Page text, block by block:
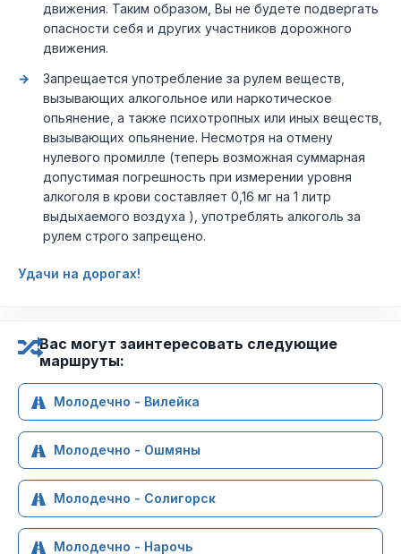
движения. Таким образом, Вы не будете подвергать
опасности себя и других участников дорожного
движения.
Запрещается употребление за рулем веществ,
вызывающих алкогольное или наркотическое
опьянение, а также психотропных или иных веществ,
вызывающих опьянение. Несмотря на отмену
нулевого промилле (теперь возможная суммарная
допустимая погрешность при измерении уровня
алкоголя в крови составляет 0,16 мг на 1 литр
выдыхаемого воздуха ), употреблять алкоголь за
рулем строго запрещено.
Удачи на дорогах!
Вас могут заинтересовать следующие
маршруты:
Молодечно - Вилейка
Молодечно - Ошмяны
Молодечно - Солигорск
Молодечно - Нарочь